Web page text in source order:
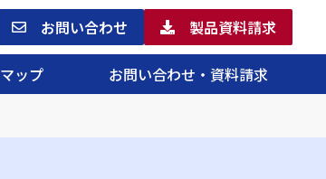
お問い合わせ 製品資料請求
ップ お問い合わせ・資料請求